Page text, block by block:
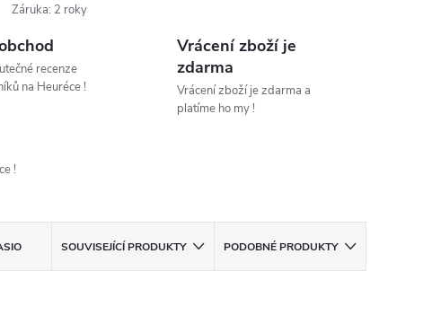
Záruka: 2 roky
recenze
na Heuréce !
Vrácení zboží je
zdarma
Vrácení zboží je zdarma a
platíme ho my !
!
SOUVISEJÍCÍ PRODUKTY PODOBNÉ PRODUKTY